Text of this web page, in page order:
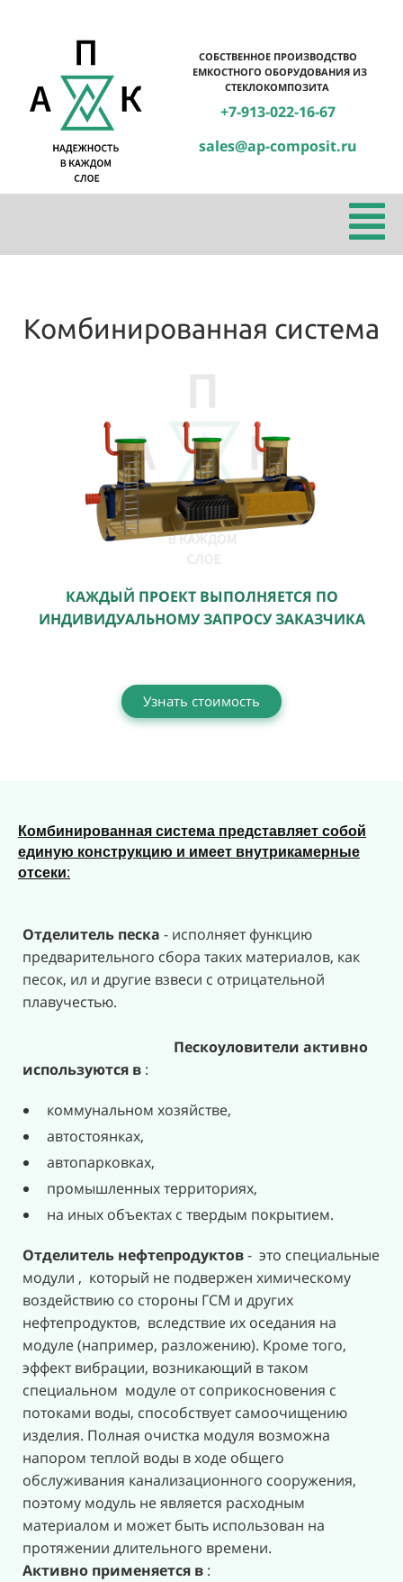
СОБСТВЕННОЕ ПРОИЗВОДСТВО
ЕМКОСТНОГО ОБОРУДОВАНИЯ ИЗ
СТЕКЛОКОМПОЗИТА
+7-913-022-16-67
sales@ap-composit.ru
Комбинированная система
КАЖДЫЙ ПРОЕКТ ВЫПОЛНЯЕТСЯ ПО
ИНДИВИДУАЛЬНОМУ ЗАПРОСУ ЗАКАЗЧИКА
Узнать стоимость
Комбинированная система представляет собой
единую конструкцию и имеет внутрикамерные
отсеки:
Отделитель песка - исполняет функцию
предварительного сбора таких материалов, как
песок, ил и другие взвеси с отрицательной
плавучестью.
Пескоуловители активно
используются в :
коммунальном хозяйстве,
автостоянках,
автопарковках,
промышленных территориях,
на иных объектах с твердым покрытием.
Отделитель нефтепродуктов- это специальные
модули , который не подвержен химическому
воздействию со стороны ГСМ и других
нефтепродуктов, вследствие их оседания на
модуле (например, разложению). Кроме того,
эффект вибрации, возникающий в таком
специальном модуле от соприкосновения с
потоками воды, способствует самоочищению
изделия. Полная очистка модуля возможна
напором теплой воды в ходе общего
обслуживания канализационного сооружения,
поэтому модуль не является расходным
материалом и может быть использован на
протяжении длительного времени.
Активно применяется в :